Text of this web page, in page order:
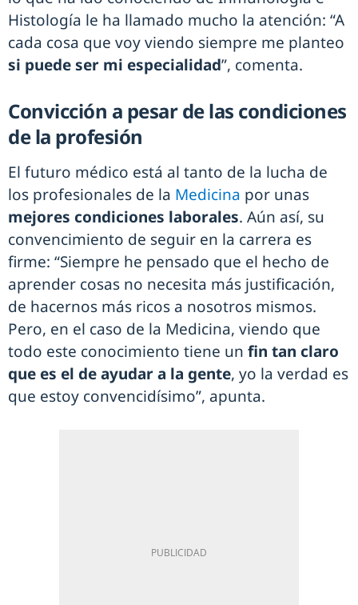
Histología le ha llamado mucho la atención: “A
cada cosa que voy viendo siempre me planteo
si puede ser mi especialidad”, comenta.
Convicción a pesar de las condiciones
de la profesión
El futuro médico está al tanto de la lucha de
los profesionales de la Medicina por unas
mejores condiciones laborales. Aún así, su
convencimiento de seguir en la carrera es
firme: “Siempre he pensado que el hecho de
aprender cosas no necesita más justificación,
de hacernos más ricos a nosotros mismos.
Pero, en el caso de la Medicina, viendo que
todo este conocimiento tiene un fin tan claro
que es el de ayudar a la gente, yo la verdad es
que estoy convencidísimo”, apunta.